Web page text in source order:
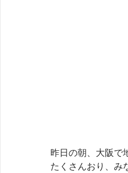
昨日の朝、大阪で
たくさんおり、み